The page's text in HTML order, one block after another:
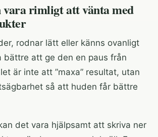
rimligt att vänta med
rodnar lätt eller känns ovanligt
bättre att ge den en paus från
är inte att ”maxa” resultat, utan
så att huden får bättre
det vara hjälpsamt att skriva ner